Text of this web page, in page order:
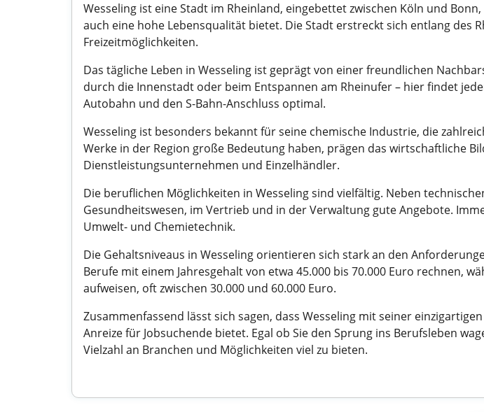
Wesseling ist eine Stadt im Rheinland, eingebettet zwischen Köln und
auch eine hohe Lebensqualität bietet. Die Stadt erstreckt sich entlang des
Freizeitmöglichkeiten.
Das tägliche Leben in Wesseling ist geprägt von einer freundlichen
durch die Innenstadt oder beim Entspannen am Rheinufer – hier findet
Autobahn und den S-Bahn-Anschluss optimal.
Wesseling ist besonders bekannt für seine chemische Industrie, die
Werke in der Region große Bedeutung haben, prägen das wirtschaftliche
Dienstleistungsunternehmen und Einzelhändler.
Die beruflichen Möglichkeiten in Wesseling sind vielfältig. Neben
Gesundheitswesen, im Vertrieb und in der Verwaltung gute Angebote.
Umwelt- und Chemietechnik.
Die Gehaltsniveaus in Wesseling orientieren sich stark an den
Berufe mit einem Jahresgehalt von etwa 45.000 bis 70.000 Euro rechnen,
aufweisen, oft zwischen 30.000 und 60.000 Euro.
Zusammenfassend lässt sich sagen, dass Wesseling mit seiner
Anreize für Jobsuchende bietet. Egal ob Sie den Sprung ins Berufsleben
Vielzahl an Branchen und Möglichkeiten viel zu bieten.